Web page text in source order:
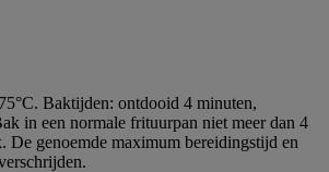
Baktijden: ontdooid 4 minuten,
in een normale frituurpan niet meer dan 4
De genoemde maximum bereidingstijd en